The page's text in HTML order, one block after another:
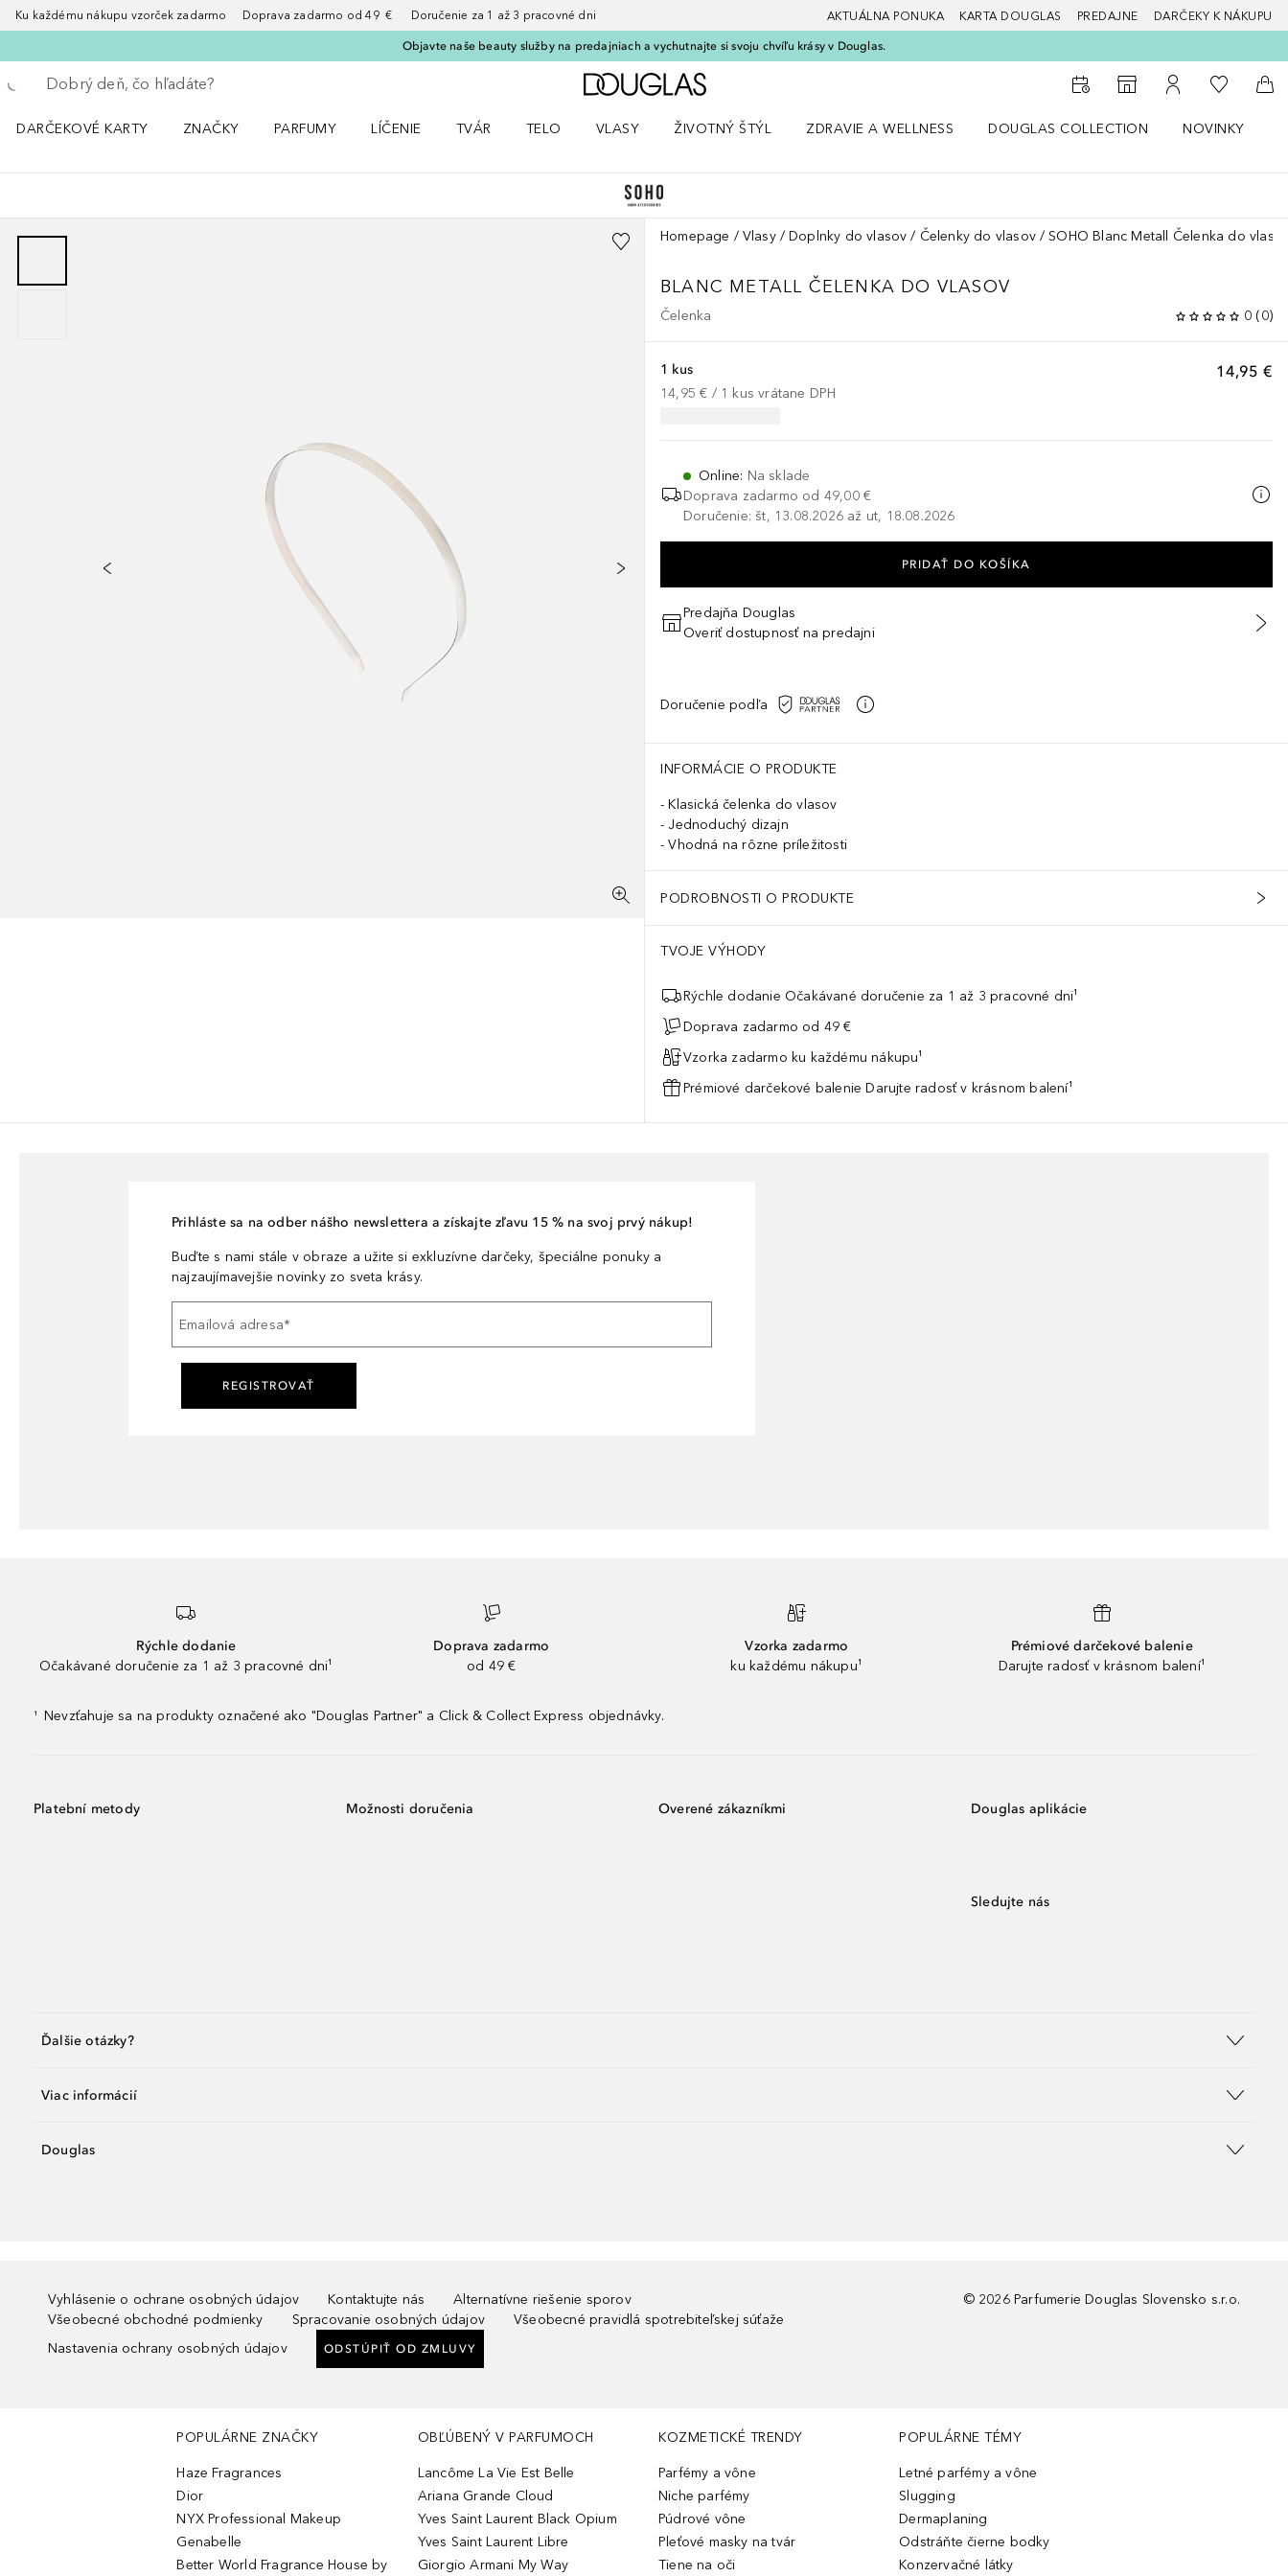
Ku každému nákupu vzorček zadarmo Doprava zadarmo od 49 € Doručenie za 1 až 3 pracovné dni AKTUÁLNA PONUKA KARTA DOUGLAS PREDAJNE DARČEKY K NÁKUPU
Objavte naše beauty služby na predajniach a vychutnajte si svoju chvíľu krásy v Douglas.
Choď späť
Vykonajte vyhľadávanie
Domov
Do vyhľadávača predajní
Do môjho účtu
Do môjho
Do
DARČEKOVÉ KARTY
ZNAČKY
PARFUMY
LÍČENIE
TVÁR
TELO
VLASY
ŽIVOTNÝ ŠTÝL
ZDRAVIE A WELLNESS
DOUGLAS COLLECTION
NOVINKY
Homepage Vlasy Doplnky do vlasov Čelenky do vlasov SOHO Blanc Metall Čelenka do
BLANC METALL ČELENKA DO VLASOV
Čelenka 0 (0)
14,95 €
1 kus
14,95 € / 1 kus vrátane DPH
Online: Na sklade
Doprava zadarmo od 49,00 €
Doručenie: št, 13.08.2026 až ut, 18.08.2026
PRIDAŤ DO KOŠÍKA
Predajňa Douglas
Overiť dostupnosť na predajni
Doručenie podľa
INFORMÁCIE O PRODUKTE
Klasická čelenka do vlasov
Jednoduchý dizajn
Vhodná na rôzne príležitosti
PODROBNOSTI O PRODUKTE
TVOJE VÝHODY
Rýchle dodanie Očakávané doručenie za 1 až 3 pracovné dni¹
Doprava zadarmo od 49 €
Vzorka zadarmo ku každému nákupu¹
Prémiové darčekové balenie Darujte radosť v krásnom balení¹
Prihláste sa na odber nášho newslettera a získajte zľavu 15 % na svoj prvý nákup!
Buďte s nami stále v obraze a užite si exkluzívne darčeky, špeciálne ponuky a
najzaujímavejšie novinky zo sveta krásy.
Emailová adresa*
REGISTROVAŤ
Rýchle dodanie
Očakávané doručenie za 1 až 3 pracovné dni¹
Doprava zadarmo
od 49 €
Vzorka zadarmo
ku každému nákupu¹
Prémiové darčekové balenie
Darujte radosť v krásnom balení¹
¹ Nevzťahuje sa na produkty označené ako "Douglas Partner" a Click & Collect Express objednávky.
Platební metody Možnosti doručenia Overené zákazníkmi Douglas aplikácie
Sledujte nás
Ďalšie otázky?
Viac informácií
Douglas
Vyhlásenie o ochrane osobných údajov Kontaktujte nás
Alternatívne riešenie sporov
Všeobecné obchodné podmienky
Spracovanie osobných údajov
Všeobecné pravidlá spotrebiteľskej súťaže
Nastavenia ochrany osobných údajov
ODSTÚPIŤ OD ZMLUVY
© 2026 Parfumerie Douglas Slovensko s.r.o.
POPULÁRNE ZNAČKY
Haze Fragrances
Dior
NYX Professional Makeup
Genabelle
Better World Fragrance House by
OBĽÚBENÝ V PARFUMOCH
Lancôme La Vie Est Belle
Ariana Grande Cloud
Yves Saint Laurent Black Opium
Yves Saint Laurent Libre
Giorgio Armani My Way
KOZMETICKÉ TRENDY
Parfémy a vône
Niche parfémy
Púdrové vône
Pleťové masky na tvár
Tiene na oči
POPULÁRNE TÉMY
Letné parfémy a vône
Slugging
Dermaplaning
Odstráňte čierne bodky
Konzervačné látky